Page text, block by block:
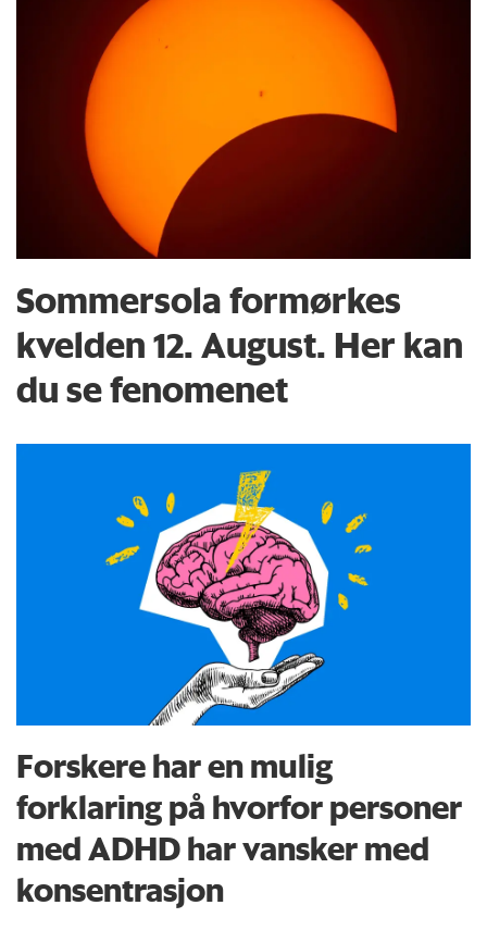
Sommersola formørkes
kvelden 12. August. Her kan
du se fenomenet
Forskere har en mulig
forklaring på hvorfor personer
med ADHD har vansker med
konsentrasjon